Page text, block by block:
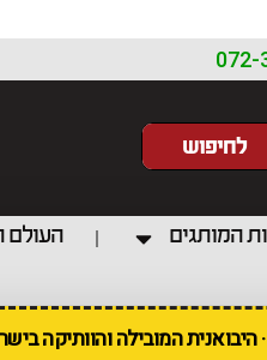
לחיפוש
המותגים העולם
המובילה והוותיקה